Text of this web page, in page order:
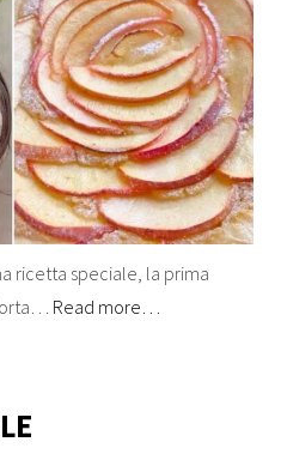
ricetta speciale, la prima
Read more…